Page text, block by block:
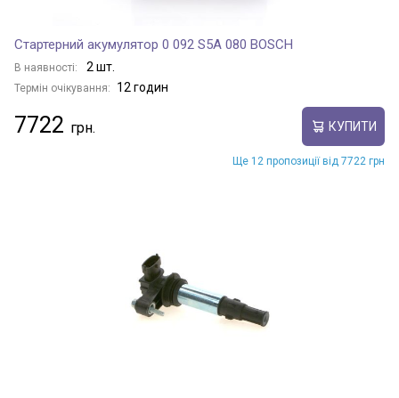
Стартерний акумулятор 0 092 S5A 080 BOSCH
В наявності: 2 шт.
Термін очікування: 12 годин
7722 КУПИТИ
Ще 12 пропозиції від 7722 грн